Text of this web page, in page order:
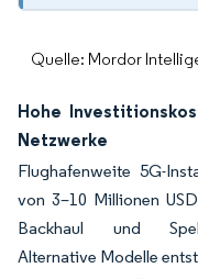
Quelle: Mordor
Hohe
Netzwerke
Flughafenweite 5G-
von 3–10 Millionen
Backhaul und
Alternative Modelle